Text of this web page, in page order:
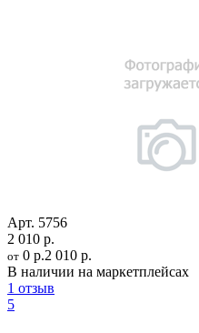
Арт. 5756
2 010 р.
от 0 р.2 010 р.
В наличии на маркетплейсах
1 отзыв
5